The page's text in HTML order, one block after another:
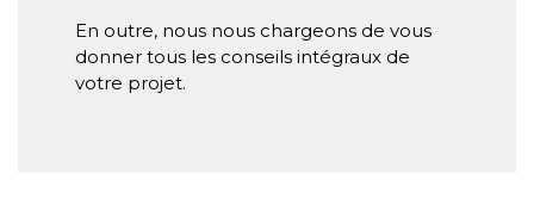
En outre, nous nous chargeons de vous
donner tous les conseils intégraux de
votre projet.